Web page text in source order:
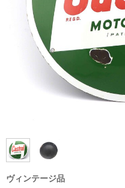
ヴィンテージ品